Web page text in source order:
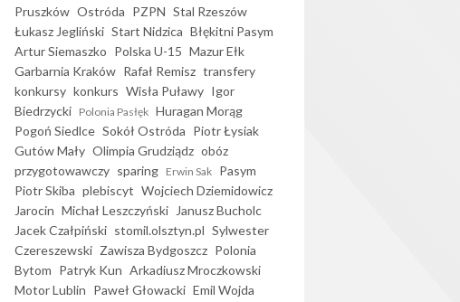
Pruszków Ostróda PZPN Stal Rzeszów
Łukasz Jegliński Start Nidzica Błękitni Pasym
Artur Siemaszko Polska U-15 Mazur Ełk
Garbarnia Kraków Rafał Remisz transfery
konkursy konkurs Wisła Puławy Igor
Biedrzycki Polonia Pasłęk Huragan Morąg
Pogoń Siedlce Sokół Ostróda Piotr Łysiak
Gutów Mały Olimpia Grudziądz obóz
przygotowawczy sparing Erwin Sak Pasym
Piotr Skiba plebiscyt Wojciech Dziemidowicz
Jarocin Michał Leszczyński
Janusz Bucholc
Jacek Czałpiński stomil.olsztyn.pl Sylwester
Czereszewski Zawisza Bydgoszcz Polonia
Bytom Patryk Kun Arkadiusz Mroczkowski
Motor Lublin Paweł Głowacki Emil Wojda